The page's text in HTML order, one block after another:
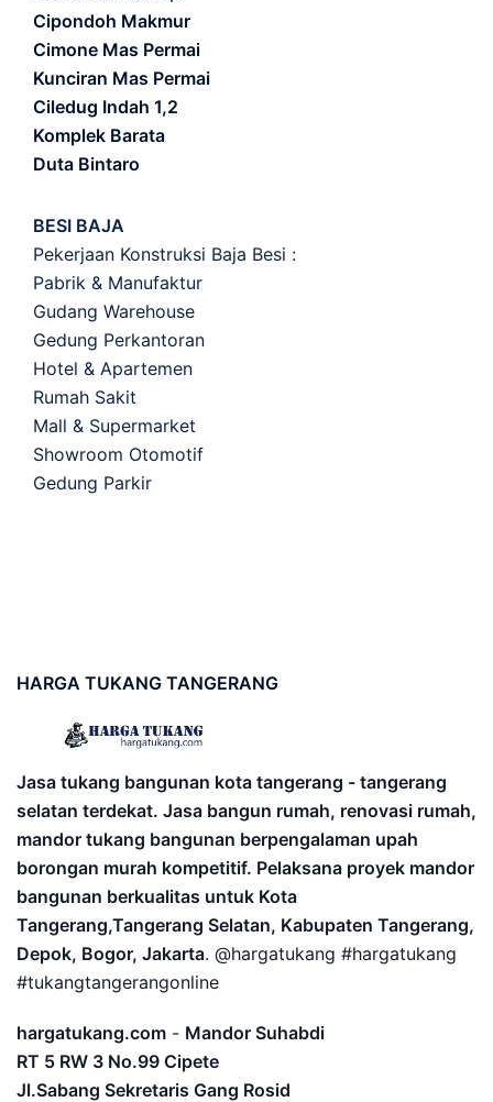
Cipondoh Makmur
Cimone Mas Permai
Kunciran Mas Permai
Ciledug Indah 1,2
Komplek Barata
Duta Bintaro
BESI BAJA
Pekerjaan Konstruksi Baja Besi :
Pabrik & Manufaktur
Gudang Warehouse
Gedung Perkantoran
Hotel & Apartemen
Rumah Sakit
Mall & Supermarket
Showroom Otomotif
Gedung Parkir
HARGA TUKANG TANGERANG
Jasa tukang bangunan kota tangerang - tangerang
selatan terdekat. Jasa bangun rumah, renovasi rumah,
mandor tukang bangunan berpengalaman upah
borongan murah kompetitif. Pelaksana proyek mandor
bangunan berkualitas untuk Kota
Tangerang,Tangerang Selatan, Kabupaten Tangerang,
Depok, Bogor, Jakarta. @hargatukang #hargatukang
#tukangtangerangonline
hargatukang.com - Mandor Suhabdi
RT 5 RW 3 No.99 Cipete
Jl.Sabang Sekretaris Gang Rosid